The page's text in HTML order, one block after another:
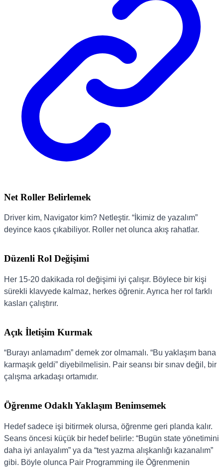
Net Roller Belirlemek
Driver kim, Navigator kim? Netleştir. “İkimiz de yazalım”
deyince kaos çıkabiliyor. Roller net olunca akış rahatlar.
Düzenli Rol Değişimi
Her 15-20 dakikada rol değişimi iyi çalışır. Böylece bir kişi
sürekli klavyede kalmaz, herkes öğrenir. Ayrıca her rol farklı
kasları çalıştırır.
Açık İletişim Kurmak
“Burayı anlamadım” demek zor olmamalı. “Bu yaklaşım bana
karmaşık geldi” diyebilmelisin. Pair seansı bir sınav değil, bir
çalışma arkadaşı ortamıdır.
Öğrenme Odaklı Yaklaşım Benimsemek
Hedef sadece işi bitirmek olursa, öğrenme geri planda kalır.
Seans öncesi küçük bir hedef belirle: “Bugün state yönetimini
daha iyi anlayalım” ya da “test yazma alışkanlığı kazanalım”
gibi. Böyle olunca Pair Programming ile Öğrenmenin